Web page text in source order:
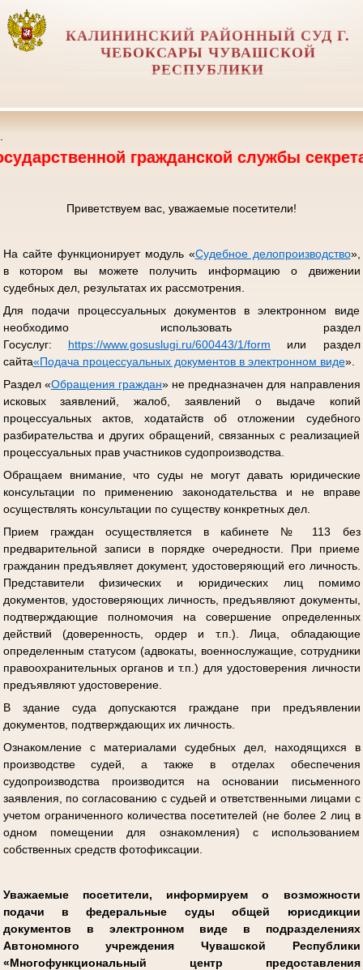
КАЛИНИНСКИЙ РАЙОННЫЙ СУД Г.
ЧЕБОКСАРЫ ЧУВАШСКОЙ
РЕСПУБЛИКИ
гражданской службы секретаря
Приветствуем вас, уважаемые посетители!
На сайте функционирует модуль «Судебное делопроизводство»,
в котором вы можете получить информацию о движении
судебных дел, результатах их рассмотрения.
Для подачи процессуальных документов в электронном виде
необходимо использовать раздел
Госуслуг: https://www.gosuslugi.ru/600443/1/form или раздел
сайта«Подача процессуальных документов в электронном виде».
Раздел «Обращения граждан» не предназначен для направления
исковых заявлений, жалоб, заявлений о выдаче копий
процессуальных актов, ходатайств об отложении судебного
разбирательства и других обращений, связанных с реализацией
процессуальных прав участников судопроизводства.
Обращаем внимание, что суды не могут давать юридические
консультации по применению законодательства и не вправе
осуществлять консультации по существу конкретных дел.
Прием граждан осуществляется в кабинете № 113 без
предварительной записи в порядке очередности. При приеме
гражданин предъявляет документ, удостоверяющий его личность.
Представители физических и юридических лиц помимо
документов, удостоверяющих личность, предъявляют документы,
подтверждающие полномочия на совершение определенных
действий (доверенность, ордер и т.п.). Лица, обладающие
определенным статусом (адвокаты, военнослужащие, сотрудники
правоохранительных органов и т.п.) для удостоверения личности
предъявляют удостоверение.
В здание суда допускаются граждане при предъявлении
документов, подтверждающих их личность.
Ознакомление с материалами судебных дел, находящихся в
производстве судей, а также в отделах обеспечения
судопроизводства производится на основании письменного
заявления, по согласованию с судьей и ответственными лицами с
учетом ограниченного количества посетителей (не более 2 лиц в
одном помещении для ознакомления) с использованием
собственных средств фотофиксации.
Уважаемые посетители, информируем о возможности
подачи в федеральные суды общей юрисдикции
документов в электронном виде в подразделениях
Автономного учреждения Чувашской Республики
«Многофункциональный центр предоставления